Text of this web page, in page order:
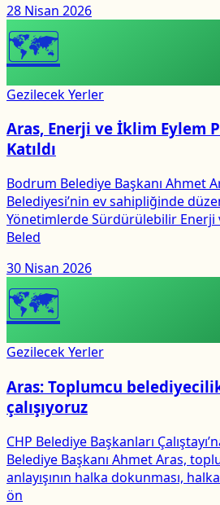
28 Nisan 2026
🗺
Gezilecek Yerler
Aras, Enerji ve İklim Eylem
Katıldı
Bodrum Belediye Başkanı Ahmet
Belediyesi’nin ev sahipliğinde
Yönetimlerde Sürdürülebilir Enerji
Beled
30 Nisan 2026
🗺
Gezilecek Yerler
Aras: Toplumcu
çalışıyoruz
CHP Belediye Başkanları
Belediye Başkanı Ahmet Aras,
anlayışının halka dokunması,
ön